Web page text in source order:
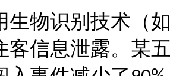
生物识别技术（
客信息泄露。某